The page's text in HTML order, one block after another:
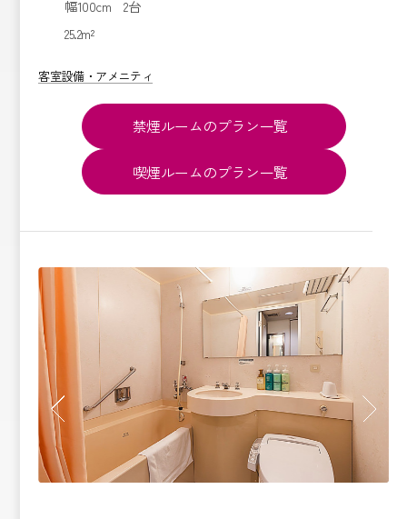
幅100cm 2台
25.2m²
客室設備・アメニティ
禁煙ルームのプラン一覧
喫煙ルームのプラン一覧